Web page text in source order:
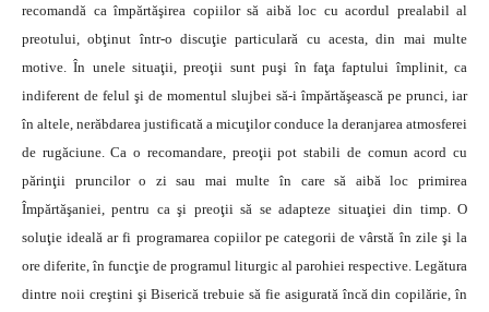
recomandă ca împărtăşirea copiilor să aibă loc cu acordul prealabil al
preotului, obţinut într-o discuţie particulară cu acesta, din mai multe
motive. În unele situaţii, preoţii sunt puşi în faţa faptului împlinit, ca
indiferent de felul şi de momentul slujbei să-i împărtăşească pe prunci, iar
în altele, nerăbdarea justificată a micuţilor conduce la deranjarea atmosferei
de rugăciune. Ca o recomandare, preoţii pot stabili de comun acord cu
părinţii pruncilor o zi sau mai multe în care să aibă loc primirea
Împărtăşaniei, pentru ca şi preoţii să se adapteze situaţiei din timp. O
soluţie ideală ar fi programarea copiilor pe categorii de vârstă în zile şi la
ore diferite, în funcţie de programul liturgic al parohiei respective. Legătura
dintre noii creştini şi Biserică trebuie să fie asigurată încă din copilărie, în